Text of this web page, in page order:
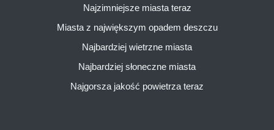
Najzimniejsze miasta teraz
Miasta z największym opadem deszczu
Najbardziej wietrzne miasta
Najbardziej słoneczne miasta
Najgorsza jakość powietrza teraz